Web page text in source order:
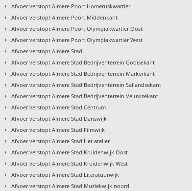
› Afvoer verstopt Almere Poort Homeruskwartier
› Afvoer verstopt Almere Poort Middenkant
› Afvoer verstopt Almere Poort Olympiakwartier Oost
› Afvoer verstopt Almere Poort Olympiakwartier West
› Afvoer verstopt Almere Stad
› Afvoer verstopt Almere Stad Bedrijventerrein Gooisekant
› Afvoer verstopt Almere Stad Bedrijventerrein Markerkant
› Afvoer verstopt Almere Stad Bedrijventerrein Sallandsekant
› Afvoer verstopt Almere Stad Bedrijventerrein Veluwsekant
› Afvoer verstopt Almere Stad Centrum
› Afvoer verstopt Almere Stad Danswijk
› Afvoer verstopt Almere Stad Filmwijk
› Afvoer verstopt Almere Stad Het atelier
› Afvoer verstopt Almere Stad Kruidenwijk Oost
› Afvoer verstopt Almere Stad Kruidenwijk West
› Afvoer verstopt Almere Stad Literatuurwijk
› Afvoer verstopt Almere Stad Muziekwijk noord